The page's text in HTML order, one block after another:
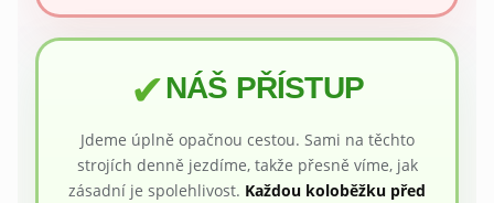
✔NÁŠ PŘÍSTUP
Jdeme úplně opačnou cestou. Sami na těchto
strojích denně jezdíme, takže přesně víme, jak
zásadní je spolehlivost. Každou koloběžku před